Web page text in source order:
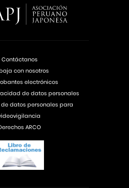
Contáctanos
con nosotros
electrónicos
de datos personales
datos personales para
ARCO